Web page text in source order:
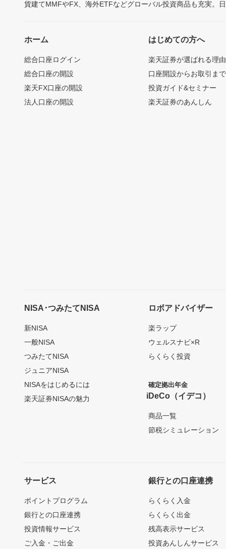
貨建てMMFやFX、海外ETFなどグローバル投資商品も充実。
ホーム
総合口座ログイン
総合口座の開設
楽天FX口座の開設
法人口座の開設
はじめての方へ
楽天証券が選ばれる理由
口座開設からお取引ま
投資ガイド&セミナー
楽天証券のあんしん
NISA･つみたてNISA
新NISA
一般NISA
つみたてNISA
ジュニアNISA
NISAをはじめるには
楽天証券NISAの魅力
ロボアドバイザー
楽ラップ
ウェルスナビ×R
らくらく投資
確定拠出年金
iDeCo（イデコ）
商品一覧
節税シミュレーション
サービス
ポイントプログラム
銀行との口座連携
投資情報サービス
ご入金・ご出金
銀行との口座連携
らくらく入金
らくらく出金
残高表示サービス
投資あんしんサービス